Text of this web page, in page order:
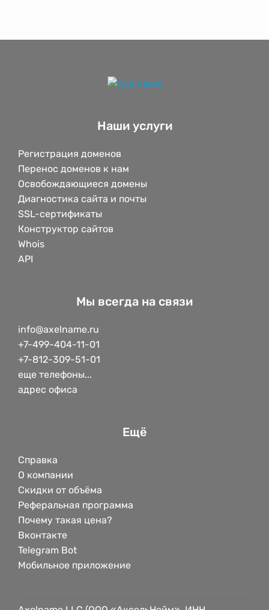
Наши услуги
Регистрация доменов
Перенос доменов к нам
Освобождающиеся домены
Диагностика сайта и почты
SSL-сертификаты
Конструктор сайтов
Whois
API
Мы всегда на связи
info@axelname.ru
+7-499-404-11-01
+7-812-309-51-01
еще телефоны...
адрес офиса
Ещё
Справка
О компании
Скидки от объёма
Реферальная программа
Почему такая цена?
Вконтакте
Telegram Bot
Мобильное приложение